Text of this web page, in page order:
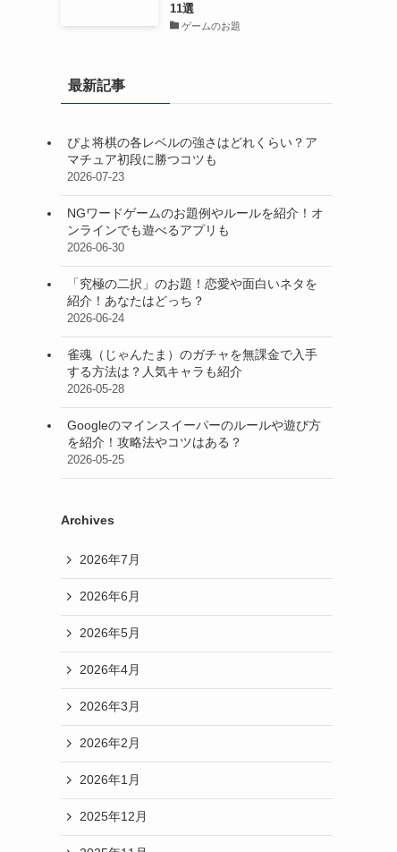
11選
ゲームのお題
最新記事
ぴよ将棋の各レベルの強さはどれくらい？ア
マチュア初段に勝つコツも
2026-07-23
NGワードゲームのお題例やルールを紹介！オ
ンラインでも遊べるアプリも
2026-06-30
「究極の二択」のお題！恋愛や面白いネタを
紹介！あなたはどっち？
2026-06-24
雀魂（じゃんたま）のガチャを無課金で入手
する方法は？人気キャラも紹介
2026-05-28
Googleのマインスイーパーのルールや遊び方
を紹介！攻略法やコツはある？
2026-05-25
Archives
2026年7月
2026年6月
2026年5月
2026年4月
2026年3月
2026年2月
2026年1月
2025年12月